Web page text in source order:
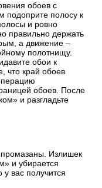
обоев с
подоприте полосу к
и ровно
правильно держать
а движение –
полотнищу.
обои к
что край обоев
обоев. После
и разгладьте
Излишек
и убирается
у вас получится